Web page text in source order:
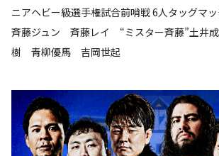
ニアヘビー級選手権試合前哨戦 6人タッグマ
斉藤ジュン 斉藤レイ “ミスター斉藤”土
樹 青柳優馬 吉岡世起